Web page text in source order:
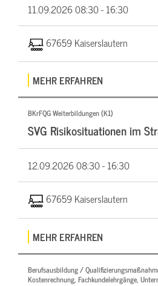
11.09.202608:30 - 16:30
67659 Kaiserslautern
MEHR ERFAHREN
BKrFQG Weiterbildungen (K1)
SVG Risikosituationen im
12.09.202608:30 - 16:30
67659 Kaiserslautern
MEHR ERFAHREN
Berufsausbildung /
Kostenrechnung, Fachkundelehrgänge,